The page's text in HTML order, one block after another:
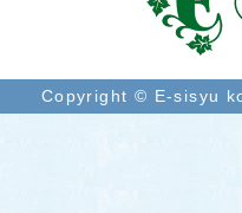
Copyright © E-sisyu